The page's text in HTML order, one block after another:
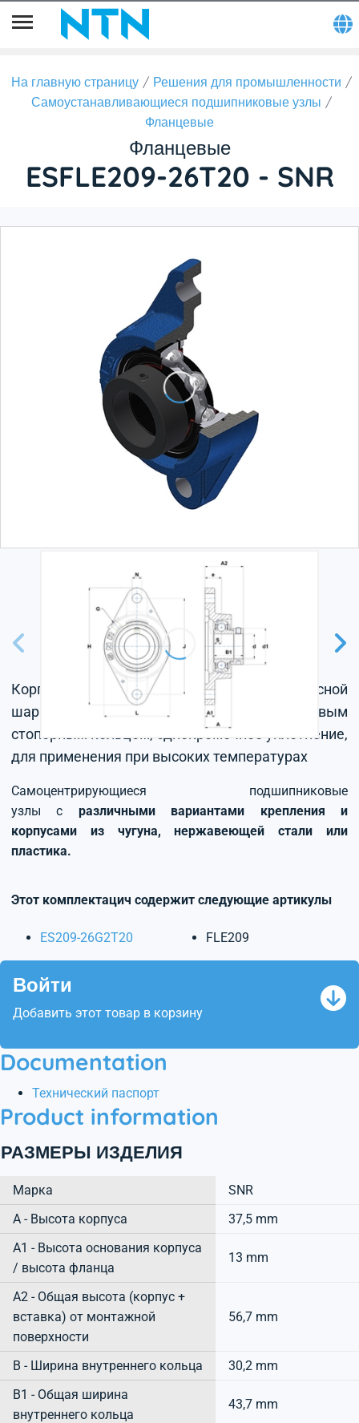
На главную страницу
Решения для промышленности
Самоустанавливающиеся подшипниковые узлы
Фланцевые
Фланцевые
ESFLE209-26T20 - SNR
Корпус из серого чугуна, радиальный корпусной
шарикоподшипник с эксцентриковым
стопорным кольцом, однокромочное уплотнение,
для применения при высоких температурах
Самоцентрирующиеся подшипниковые
узлы с различными вариантами крепления и
корпусами из чугуна, нержавеющей стали или
пластика.
Этот комплектацич содержит следующие артикулы
ES209-26G2T20 FLE209
Войти
Добавить этот товар в корзину
Documentation
Технический паспорт
Product information
РАЗМЕРЫ ИЗДЕЛИЯ
Марка
SNR
А - Высота корпуса
37,5 mm
A1 - Высота основания корпуса
/ высота фланца
13 mm
A2 - Общая высота (корпус +
вставка) от монтажной
поверхности
56,7 mm
B - Ширина внутреннего кольца
30,2 mm
B1 - Общая ширина
внутреннего кольца
43,7 mm